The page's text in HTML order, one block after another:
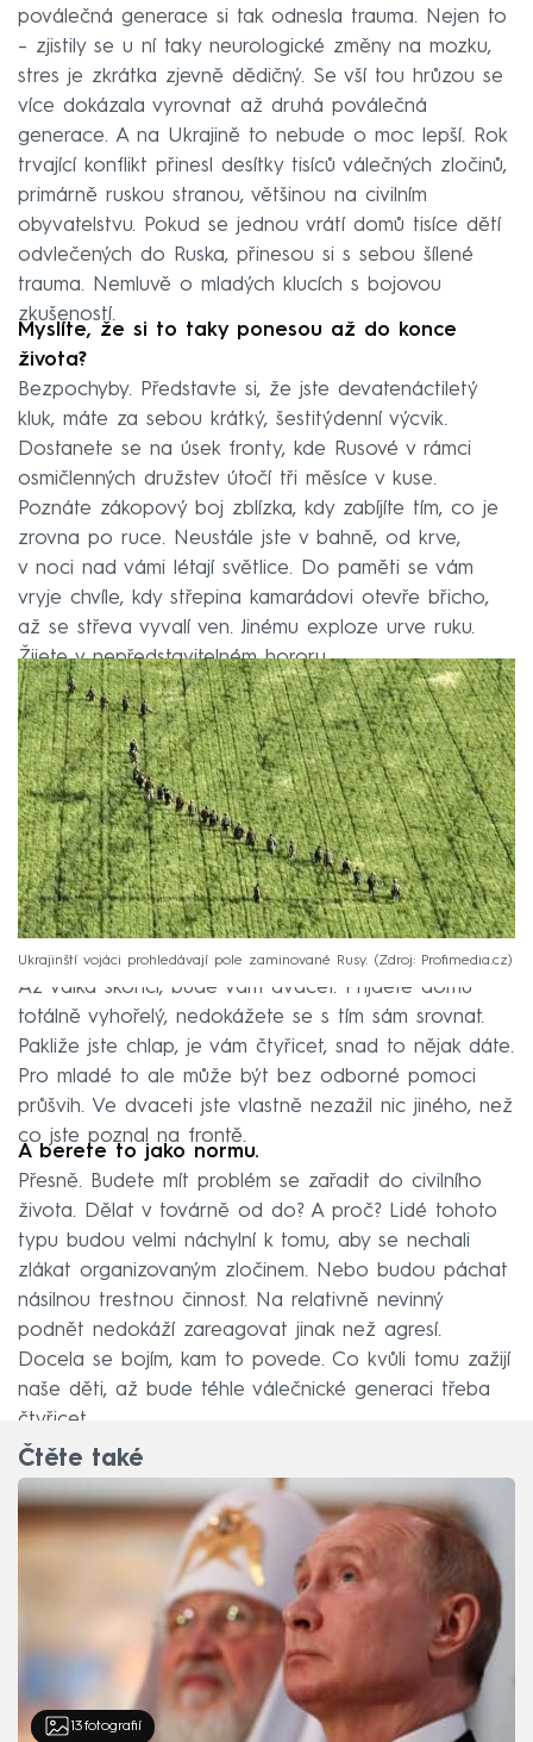
poválečná generace si tak odnesla trauma. Nejen to
– zjistily se u ní taky neurologické změny na mozku,
stres je zkrátka zjevně dědičný. Se vší tou hrůzou se
více dokázala vyrovnat až druhá poválečná
generace. A na Ukrajině to nebude o moc lepší. Rok
trvající konflikt přinesl desítky tisíců válečných zločinů,
primárně ruskou stranou, většinou na civilním
obyvatelstvu. Pokud se jednou vrátí domů tisíce dětí
odvlečených do Ruska, přinesou si s sebou šílené
trauma. Nemluvě o mladých klucích s bojovou
zkušeností.
Myslíte, že si to taky ponesou až do konce
života?
Bezpochyby. Představte si, že jste devatenáctiletý
kluk, máte za sebou krátký, šestitýdenní výcvik.
Dostanete se na úsek fronty, kde Rusové v rámci
osmičlenných družstev útočí tři měsíce v kuse.
Poznáte zákopový boj zblízka, kdy zabíjíte tím, co je
zrovna po ruce. Neustále jste v bahně, od krve,
v noci nad vámi létají světlice. Do paměti se vám
vryje chvíle, kdy střepina kamarádovi otevře břicho,
až se střeva vyvalí ven. Jinému exploze urve ruku.
Žijete v nepředstavitelném hororu.
Ukrajinští vojáci prohledávají pole zaminované Rusy. Zdroj: Profimedia.cz
Až válka skončí, bude vám dvacet. Přijdete domů
totálně vyhořelý, nedokážete se s tím sám srovnat.
Pakliže jste chlap, je vám čtyřicet, snad to nějak dáte.
Pro mladé to ale může být bez odborné pomoci
průšvih. Ve dvaceti jste vlastně nezažil nic jiného, než
co jste poznal na frontě.
A berete to jako normu.
Přesně. Budete mít problém se zařadit do civilního
života. Dělat v továrně od do? A proč? Lidé tohoto
typu budou velmi náchylní k tomu, aby se nechali
zlákat organizovaným zločinem. Nebo budou páchat
násilnou trestnou činnost. Na relativně nevinný
podnět nedokáží zareagovat jinak než agresí.
Docela se bojím, kam to povede. Co kvůli tomu zažijí
naše děti, až bude téhle válečnické generaci třeba
čtyřicet.
Čtěte také
13 fotografií